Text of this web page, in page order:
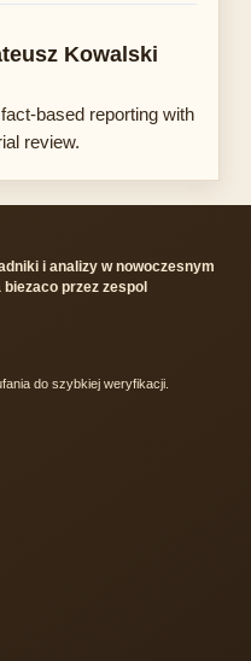
Kowalski
based reporting with
review.
i analizy w nowoczesnym
przez zespol
do szybkiej weryfikacji.